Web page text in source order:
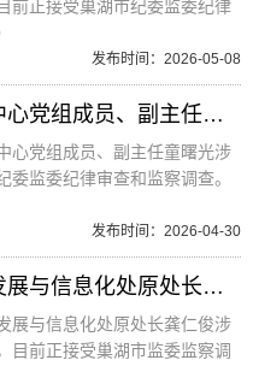
前正接受巢湖市纪委监委纪律
发布时间：2026-05-08
巢湖市林业和园林建设服务中心党组成员、副主任童曙光接受纪律审查和监察调查
党组成员、副主任童曙光涉
监委纪律审查和监察调查。
发布时间：2026-04-30
合肥市卫生健康委员会规划发展与信息化处原处长龚仁俊接受监察调查
与信息化处原处长龚仁俊涉
目前正接受巢湖市监委监察调